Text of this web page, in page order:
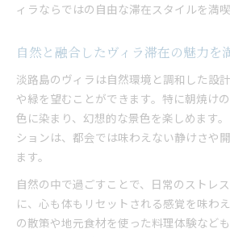
ィラならではの自由な滞在スタイルを満喫
自然と融合したヴィラ滞在の魅力を
淡路島のヴィラは自然環境と調和した設
や緑を望むことができます。特に朝焼け
色に染まり、幻想的な景色を楽しめます
ションは、都会では味わえない静けさや
ます。
自然の中で過ごすことで、日常のストレ
に、心も体もリセットされる感覚を味わ
の散策や地元食材を使った料理体験など